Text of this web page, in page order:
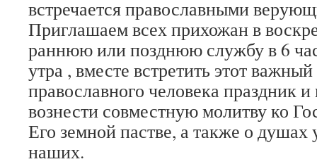
встречается православными
Приглашаем всех прихожан в
раннюю или позднюю службу в 6
утра , вместе встретить этот
православного человека праздник
вознести совместную молитву ко
Его земной пастве, а также о
наших.